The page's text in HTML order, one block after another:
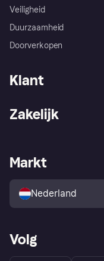
Veiligheid
Duurzaamheid
Doorverkopen
Klant
Winkeloverzicht
Kopersbescherming voor
consumenten
Zakelijk
Zakelijke login
Markt
Nederland
Volg